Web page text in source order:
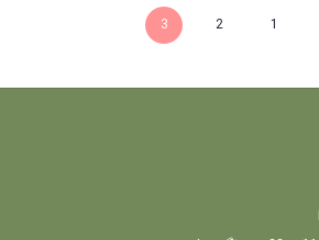
1
2
3